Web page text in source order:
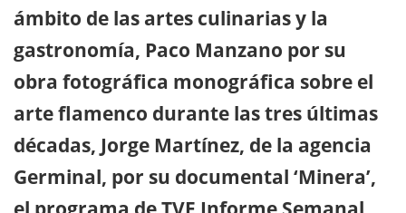
ámbito de las artes culinarias y la
gastronomía, Paco Manzano por su
obra fotográfica monográfica sobre el
arte flamenco durante las tres últimas
décadas, Jorge Martínez, de la agencia
Germinal, por su documental ‘Minera’,